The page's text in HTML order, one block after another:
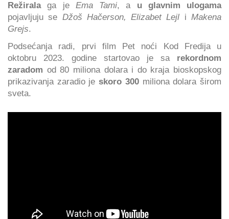
Režiralaga je Ema Tami, a u glavnim ulogama
pojavljuju se Džoš Hačerson, Elizabet Lejl iMakena
Grejs.
Podsećanja radi, prvi film Pet noći Kod Fredija u
oktobru 2023. godine startovao je sa rekordnom
zaradom od 80 miliona dolara i do kraja bioskopskog
prikazivanja zaradio jeskoro 300 miliona dolara širom
sveta.